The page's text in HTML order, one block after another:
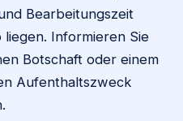
Bearbeitungszeit
Informieren Sie
Botschaft oder einem
Aufenthaltszweck